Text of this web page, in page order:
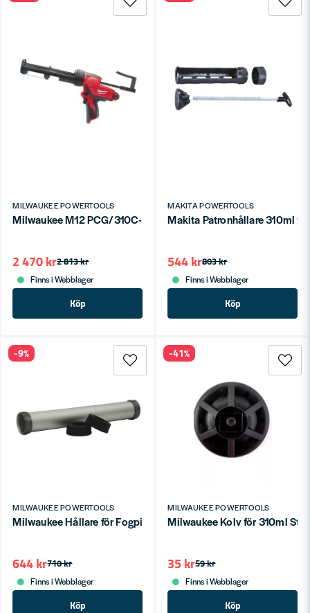
MILWAUKEE POWERTOOLS
Milwaukee M12 PCG/310C-0 Fogpistol 12V (utan batterier)
2 813 kr
2 470 kr
Finns i Webblager
Köp
MAKITA POWERTOOLS
Makita Patronhållare 310ml
803 kr
544 kr
Finns i Webblager
Köp
MILWAUKEE POWERTOOLS
Milwaukee Hållare för Fogpistol M18 ALU 600ml
710 kr
644 kr
Finns i Webblager
Köp
-9%
MILWAUKEE POWERTOOLS
Milwaukee Kolv för 310ml
59 kr
35 kr
Finns i Webblager
Köp
-41%